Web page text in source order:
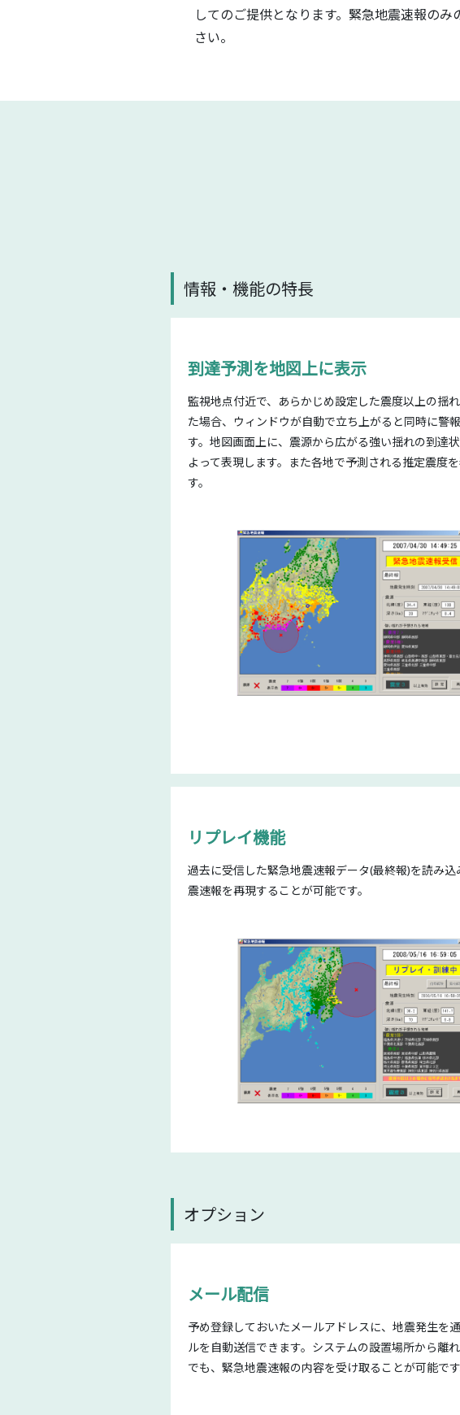
してのご提供となります。緊急地震速報の
さい。
情報・機能の特長
到達予測を地図上に表示
監視地点付近で、あらかじめ設定した震度以上の揺
た場合、ウィンドウが自動で立ち上がると同時に警
す。地図画面上に、震源から広がる強い揺れの到達
よって表現します。また各地で予測される推定震度
す。
リプレイ機能
過去に受信した緊急地震速報データ(最終報)を読み込
震速報を再現することが可能です。
オプション
メール配信
予め登録しておいたメールアドレスに、地震発生を
ルを自動送信できます。システムの設置場所から離
でも、緊急地震速報の内容を受け取ることが可能です